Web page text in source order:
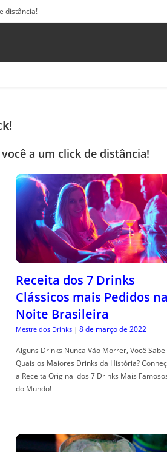
distância!
a um click de distância!
Receita dos 7 Drinks
Clássicos mais Pedidos
Noite Brasileira
Mestre dos Drinks | 8 de março de 2022
Alguns Drinks Nunca Vão Morrer, Você Sabe
Quais os Maiores Drinks da História?
a Receita Original dos 7 Drinks Mais
do Mundo!